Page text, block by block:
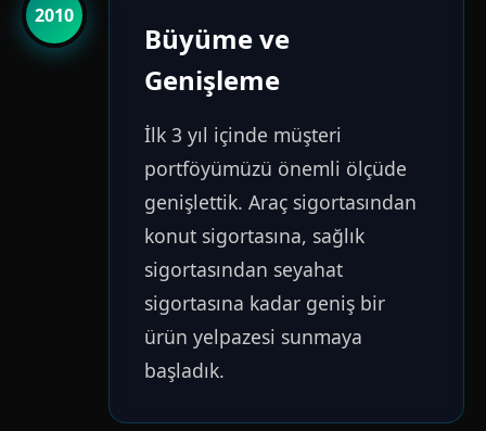
2010
Büyüme ve
Genişleme
İlk 3 yıl içinde müşteri
portföyümüzü önemli ölçüde
genişlettik. Araç sigortasından
konut sigortasına, sağlık
sigortasından seyahat
sigortasına kadar geniş bir
ürün yelpazesi sunmaya
başladık.